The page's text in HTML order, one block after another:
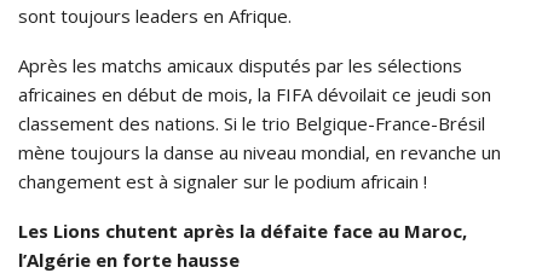
sont toujours leaders en Afrique.
Après les matchs amicaux disputés par les sélections
africaines en début de mois, la FIFA dévoilait ce jeudi son
classement des nations. Si le trio Belgique-France-Brésil
mène toujours la danse au niveau mondial, en revanche un
changement est à signaler sur le podium africain !
Les Lions chutent après la défaite face au Maroc,
l’Algérie en forte hausse